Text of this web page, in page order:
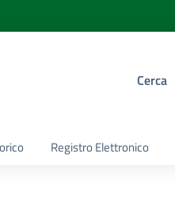
Cerca
Registro Elettronico